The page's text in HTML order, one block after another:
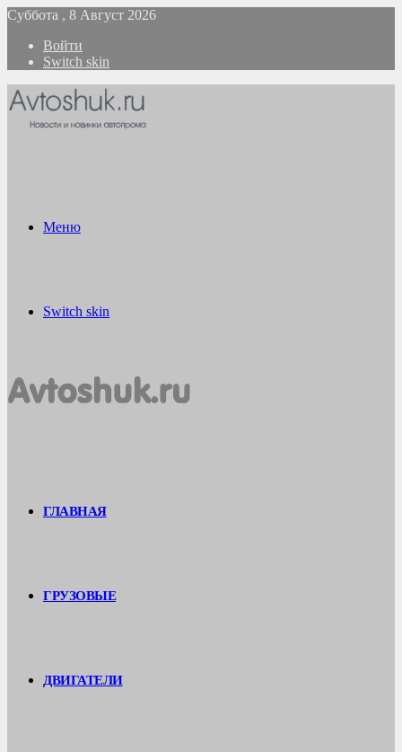
Суббота , 8 Август 2026
Войти
Switch skin
Меню
Switch skin
ГЛАВНАЯ
ГРУЗОВЫЕ
ДВИГАТЕЛИ